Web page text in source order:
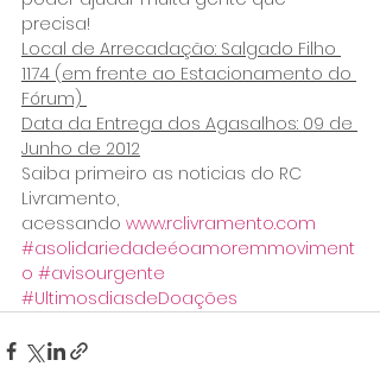
precisa!
Local de Arrecadação: Salgado Filho
1174 (em frente ao Estacionamento do
Fórum)
Data da Entrega dos Agasalhos: 09 de
Junho de 2012
Saiba primeiro as noticias do RC
Livramento,
acessando www.rclivramento.com
#asolidariedadeéoamoremmoviment
o #avisourgente
#UltimosdiasdeDoações